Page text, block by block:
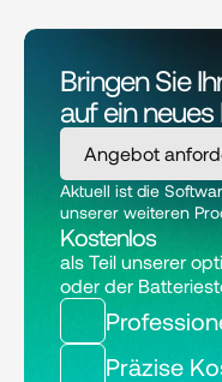
Bringen Sie
auf ein neues
Angebot
Aktuell ist die
unserer weiteren
Kostenlos
als Teil unserer
oder der
Präzise